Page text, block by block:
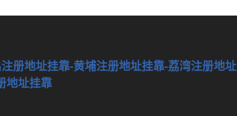
册地址挂靠-黄埔注册地址挂靠-荔湾注册地
地址挂靠